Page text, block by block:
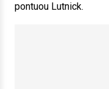
pontuou Lutnick.